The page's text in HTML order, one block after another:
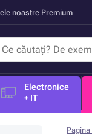
noastre Premium
Electronice
+ IT